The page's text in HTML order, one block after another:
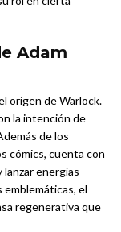
Adam
origen de Warlock.
la intención de
de los
cómics, cuenta con
lanzar energías
emblemáticas, el
regenerativa que